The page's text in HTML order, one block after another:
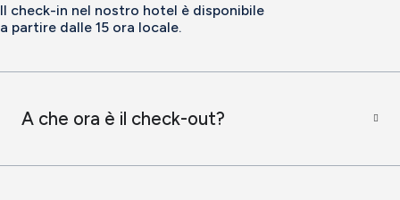
Il check-in nel nostro hotel è disponibile
a partire dalle 15 ora locale.
A che ora è il check-out?